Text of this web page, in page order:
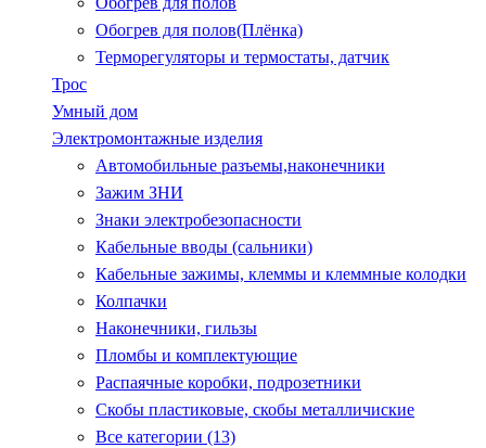
Обогрев для полов(Плёнка)
Терморегуляторы и термостаты, датчик
Трос
Умный дом
Электромонтажные изделия
Автомобильные разъемы,наконечники
Зажим ЗНИ
Знаки электробезопасности
Кабельные вводы (сальники)
Кабельные зажимы, клеммы и клеммные колодки
Колпачки
Наконечники, гильзы
Пломбы и комплектующие
Распаячные коробки, подрозетники
Скобы пластиковые, скобы металличиские
Все категории (13)